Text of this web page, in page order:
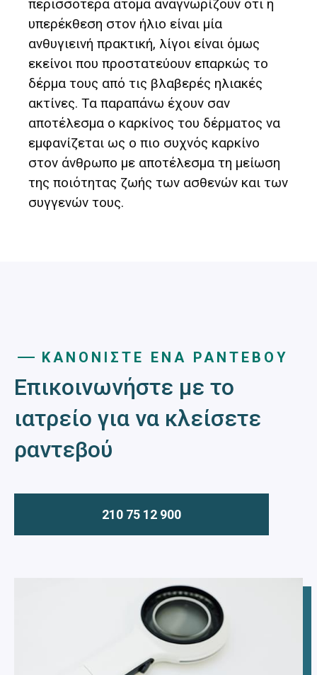
περισσότερα άτομα αναγνωρίζουν ότι η
υπερέκθεση στον ήλιο είναι μία
ανθυγιεινή πρακτική, λίγοι είναι όμως
εκείνοι που προστατεύουν επαρκώς το
δέρμα τους από τις βλαβερές ηλιακές
ακτίνες. Τα παραπάνω έχουν σαν
αποτέλεσμα ο καρκίνος του δέρματος να
εμφανίζεται ως ο πιο συχνός καρκίνο
στον άνθρωπο με αποτέλεσμα τη μείωση
της ποιότητας ζωής των ασθενών και των
συγγενών τους.
ΚΑΝΟΝΙΣΤΕ ΕΝΑ ΡΑΝΤΕΒΟΥ
Επικοινωνήστε με το
ιατρείο για να κλείσετε
ραντεβού
210 75 12 900